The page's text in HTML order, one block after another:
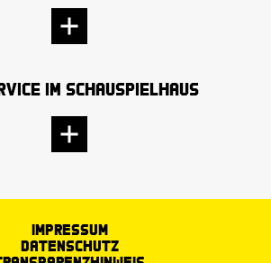
im Schauspielhaus
Impressum
Datenschutz